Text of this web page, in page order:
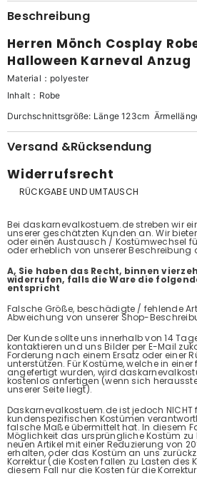
Beschreibung
Herren Mönch Cosplay
Halloween Karneval Anzug
Material：polyester
Inhalt：Robe
Durchschnittsgröße: Länge 123cm
Versand &Rücksendung
Widerrufsrecht
RÜCKGABE UND UMTAUSCH
Bei daskarnevalkostuem.de streben wir
unserer geschätzten Kunden an. Wir
oder einen Austausch / Kostümwechsel
oder erheblich von unserer Beschreibung
A, Sie haben das Recht, binnen
widerrufen, falls die Ware die
entspricht
Falsche Größe, beschädigte / fehlende
Abweichung von unserer Shop-
Der Kunde sollte uns innerhalb von 14
kontaktieren und uns Bilder per E-Mail
Forderung nach einem Ersatz oder einer
unterstützen. Für Kostüme, welche in
angefertigt wurden, wird
kostenlos anfertigen (wenn sich
unserer Seite liegt).
Daskarnevalkostuem.de ist jedoch
kundenspezifischen Kostümen
falsche Maße übermittelt hat. In diesem
Möglichkeit das ursprüngliche Kostüm zu
neuen Artikel mit einer Reduzierung von
erhalten, oder das Kostüm an uns
Korrektur (die Kosten fallen zu Lasten des
diesem Fall nur die Kosten für die